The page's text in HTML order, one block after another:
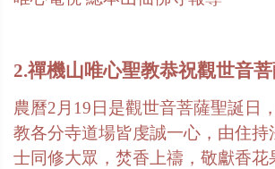
2.禪機山唯心聖教恭祝觀世音
農曆2 月 19 日是觀世音菩薩聖誕日
教各分寺道場皆虔誠一心，由住持
士同修大眾，焚香上禱，敬獻香花